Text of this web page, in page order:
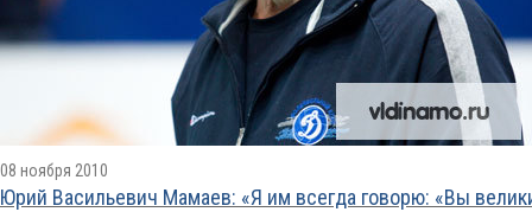
08 ноября 2010
Юрий Васильевич Мамаев: «Я им всегда говорю: «Вы